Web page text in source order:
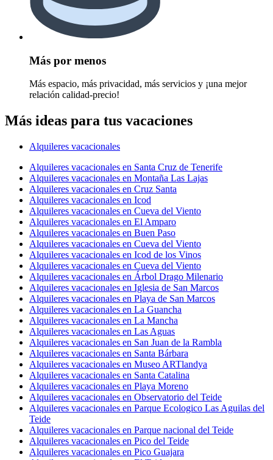
Más por menos
Más espacio, más privacidad, más servicios y ¡una mejor
relación calidad-precio!
Más ideas para tus vacaciones
Alquileres vacacionales
Alquileres vacacionales en Santa Cruz de Tenerife
Alquileres vacacionales en Montaña Las Lajas
Alquileres vacacionales en Cruz Santa
Alquileres vacacionales en Icod
Alquileres vacacionales en Cueva del Viento
Alquileres vacacionales en El Amparo
Alquileres vacacionales en Buen Paso
Alquileres vacacionales en Cueva del Viento
Alquileres vacacionales en Icod de los Vinos
Alquileres vacacionales en Cueva del Viento
Alquileres vacacionales en Árbol Drago Milenario
Alquileres vacacionales en Iglesia de San Marcos
Alquileres vacacionales en Playa de San Marcos
Alquileres vacacionales en La Guancha
Alquileres vacacionales en La Mancha
Alquileres vacacionales en Las Aguas
Alquileres vacacionales en San Juan de la Rambla
Alquileres vacacionales en Santa Bárbara
Alquileres vacacionales en Museo ARTlandya
Alquileres vacacionales en Santa Catalina
Alquileres vacacionales en Playa Moreno
Alquileres vacacionales en Observatorio del Teide
Alquileres vacacionales en Parque Ecologico Las Aguilas del
Teide
Alquileres vacacionales en Parque nacional del Teide
Alquileres vacacionales en Pico del Teide
Alquileres vacacionales en Pico Guajara